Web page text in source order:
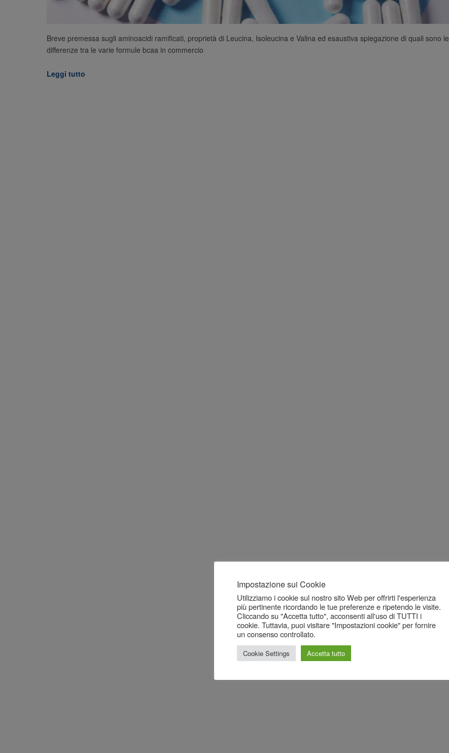
Breve premessa sugli aminoacidi ramificati, proprietà di Leucina, Isoleucina e Valina ed esaustiva spiegazione di quali sono le
differenze tra le varie formule bcaa in commercio
Leggi tutto
Impostazione sui Cookie
Utilizziamo i cookie sul nostro sito Web per offrirti l'esperienza
più pertinente ricordando le tue preferenze e ripetendo le visite.
Cliccando su "Accetta tutto", acconsenti all'uso di TUTTI i
cookie. Tuttavia, puoi visitare "Impostazioni cookie" per fornire
un consenso controllato.
Cookie Settings Accetta tutto